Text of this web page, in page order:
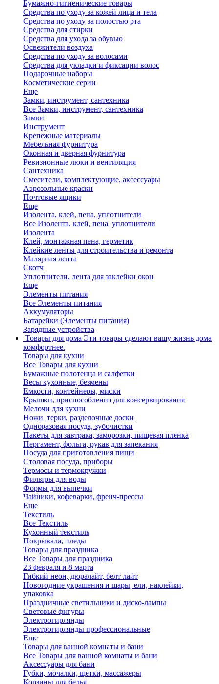
Бумажно-гигиенические товары
Средства по уходу за кожей лица и тела
Средства по уходу за полостью рта
Средства для стирки
Средства для ухода за обувью
Освежители воздуха
Средства по уходу за волосами
Средства для укладки и фиксации волос
Подарочные наборы
Косметические серии
Еще
Замки, инструмент, сантехника
Все Замки, инструмент, сантехника
Замки
Инструмент
Крепежные материалы
Мебельная фурнитура
Оконная и дверная фурнитура
Ревизионные люки и вентиляция
Сантехника
Смесители, комплектующие, аксессуары
Аэрозольные краски
Почтовые ящики
Еще
Изолента, клей, пена, уплотнители
Все Изолента, клей, пена, уплотнители
Изолента
Клей, монтажная пена, герметик
Клейкие ленты для строительства и ремонта
Малярная лента
Скотч
Уплотнители, лента для заклейки окон
Еще
Элементы питания
Все Элементы питания
Аккумуляторы
Батарейки (Элементы питания)
Зарядные устройства
Товары для дома Эти товары сделают вашу жизнь дома
комфортнее.
Товары для кухни
Все Товары для кухни
Бумажные полотенца и салфетки
Весы кухонные, безмены
Емкости, контейнеры, миски
Крышки, приспособления для консервирования
Мелочи для кухни
Ножи, терки, разделочные доски
Одноразовая посуда, зубочистки
Пакеты для завтрака, заморозки, пищевая пленка
Пергамент, фольга, рукав для запекания
Посуда для приготовления пищи
Столовая посуда, приборы
Термосы и термокружки
Фильтры для воды
Формы для выпечки
Чайники, кофеварки, френч-прессы
Еще
Текстиль
Все Текстиль
Кухонный текстиль
Покрывала, пледы
Товары для праздника
Все Товары для праздника
23 февраля и 8 марта
Гибкий неон, дюралайт, белт лайт
Новогодние украшения и шары, ели, наклейки,
упаковка
Праздничные светильники и диско-лампы
Световые фигуры
Электрогирлянды
Электрогирлянды профессиональные
Еще
Товары для ванной комнаты и бани
Все Товары для ванной комнаты и бани
Аксессуары для бани
Губки, мочалки, щетки, массажеры
Корзины для белья